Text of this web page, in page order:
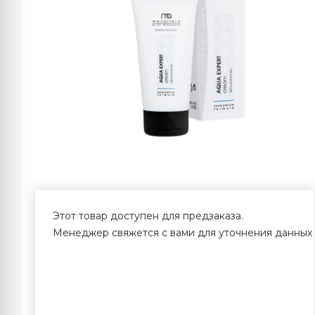
Этот товар доступен для предзаказа.
Менеджер свяжется с вами для уточнения данных